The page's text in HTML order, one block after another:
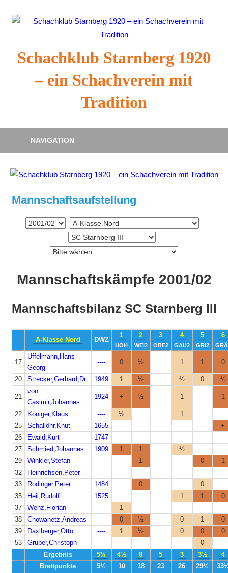
Inhalt
Schachklub Starnberg 1920
– ein Schachverein mit
Tradition
NAVIGATION
Mannschaftsaufstellung
Mannschaftskämpfe 2001/02
Mannschaftsbilanz SC Starnberg III
A-Klasse Nord DWZ
1
HOH
2
WEI2
3
OBE2
4
GAU2
5
GRI2
6
17
Uffelmann,Hans-
Georg
---- 0 ½ 1 1 0
20 Strecker,Gerhard,Dr. 1949 1 ½ ½ 0 ½
21
von
Casimir,Johannes
1924 + ½ 1 1
22 Königer,Klaus ---- ½
1
25
Schallöhr,Knut 1655
+
26
Ewald,Kurt
1747
27
Schmied,Johannes 1909 1 1
½
29
Winkler,Stefan ---- 1 0
1
32
Heinrichsen,Peter
----
33
Rodinger,Peter 1484 0
0
35
Heil,Rudolf 1525 1 1
0
37
Wenz,Florian ----
1
38
Chowanetz,Andreas ---- 0 ½ 0 1
0
39
Daxlberger,Otto ---- 1 ½ 0 0
0
53
Gruber,Christoph ----
0
Ergebnis
5½ 4½ 8 5 3 3½
4
Brettpunkte
5½ 10 18 23 26 29½